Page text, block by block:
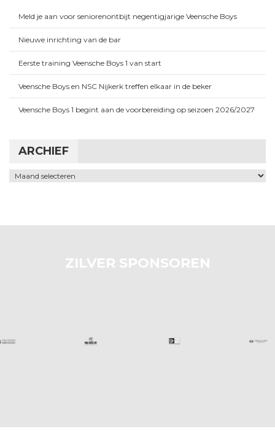
Meld je aan voor seniorenontbijt negentigjarige Veensche Boys
Nieuwe inrichting van de bar
Eerste training Veensche Boys 1 van start
Veensche Boys en NSC Nijkerk treffen elkaar in de beker
Veensche Boys 1 begint aan de voorbereiding op seizoen 2026/2027
ARCHIEF
Archief
ZILVER SPONSOREN